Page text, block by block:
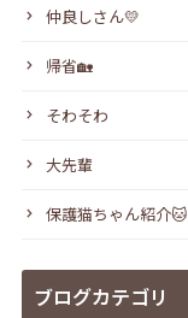
仲良しさん💛
帰省🏡
そわそわ
大先輩
保護猫ちゃん紹介🐱
ブログカテゴリ